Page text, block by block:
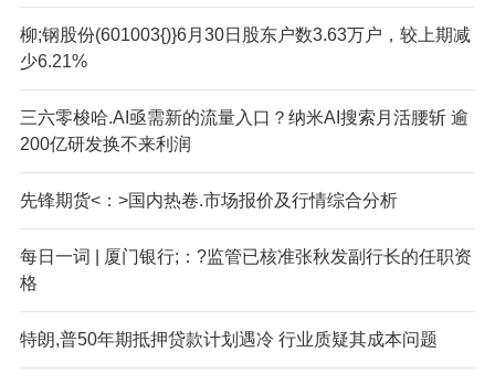
柳;钢股份(601003{)}6月30日股东户数3.63万户，较上期减
少6.21%
三六零梭哈.AI亟需新的流量入口？纳米AI搜索月活腰斩 逾
200亿研发换不来利润
先锋期货<：>国内热卷.市场报价及行情综合分析
每日一词 | 厦门银行;：?监管已核准张秋发副行长的任职资
格
特朗,普50年期抵押贷款计划遇冷 行业质疑其成本问题